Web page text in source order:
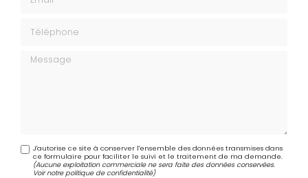
Message
J'autorise ce site à conserver l'ensemble des données transmises dans
ce formulaire pour faciliter le suivi et le traitement de ma demande.
(Aucune exploitation commerciale ne sera faite des données conservées.
Voir notrepolitique de confidentialité)